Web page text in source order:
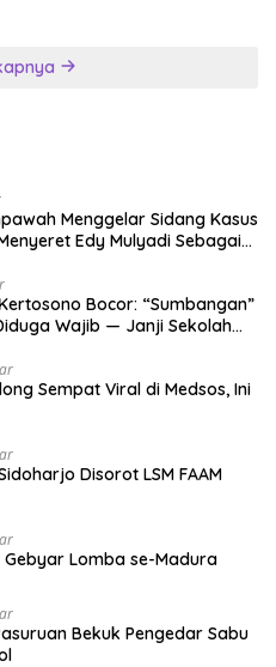
Menggelar Sidang Kasus
Edy Mulyadi Sebagai
Bocor: “Sumbangan”
Wajib — Janji Sekolah
Sempat Viral di Medsos, Ini
Disorot LSM FAAM
Gebyar Lomba se-Madura
Bekuk Pengedar Sabu